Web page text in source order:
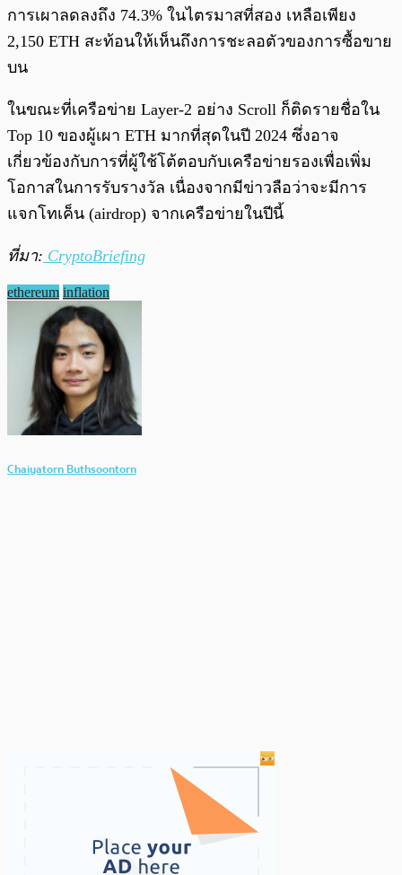
การเผาลดลงถึง 74.3% ในไตรมาสที่สอง เหลือเพียง
2,150 ETH สะท้อนให้เห็นถึงการชะลอตัวของการซื้อขาย
บน
ในขณะที่เครือข่าย Layer-2 อย่าง Scroll ก็ติดรายชื่อใน
Top 10 ของผู้เผา ETH มากที่สุดในปี 2024 ซึ่งอาจ
เกี่ยวข้องกับการที่ผู้ใช้โต้ตอบกับเครือข่ายรองเพื่อเพิ่ม
โอกาสในการรับรางวัล เนื่องจากมีข่าวลือว่าจะมีการ
แจกโทเค็น (airdrop) จากเครือข่ายในปีนี้
ที่มา: CryptoBriefing
ethereum inflation
Chaiyatorn Buthsoontorn